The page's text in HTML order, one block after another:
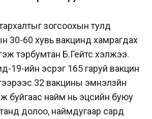
зогсоохын тулд
30-60 хувь вакцинд хамрагдах
тэрбумтан Б.Гейтс хэлжээ.
19-ийн эсрэг 165 гаруй вакцин
32 вакцины эмнэлзүйн
буйгаас найм нь эцсийн буюу
долоо, наймдугаар сард